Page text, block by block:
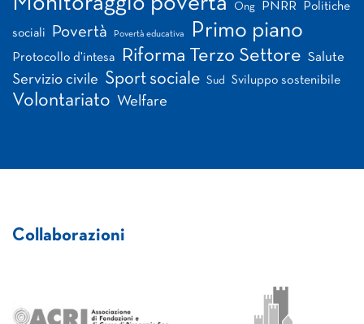
Ong PNRR Politiche
sociali Povertà Povertà educativa Primo piano
Protocollo d'intesa Riforma Terzo Settore Salute
Servizio civile Sport sociale Sud Sviluppo sostenibile
Volontariato Welfare
Collaborazioni